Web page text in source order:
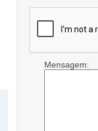
Mensagem: